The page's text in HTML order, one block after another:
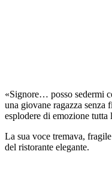
«Signore… posso sedermi
una giovane ragazza senza
esplodere di emozione tutta
La sua voce tremava,
del ristorante elegante.